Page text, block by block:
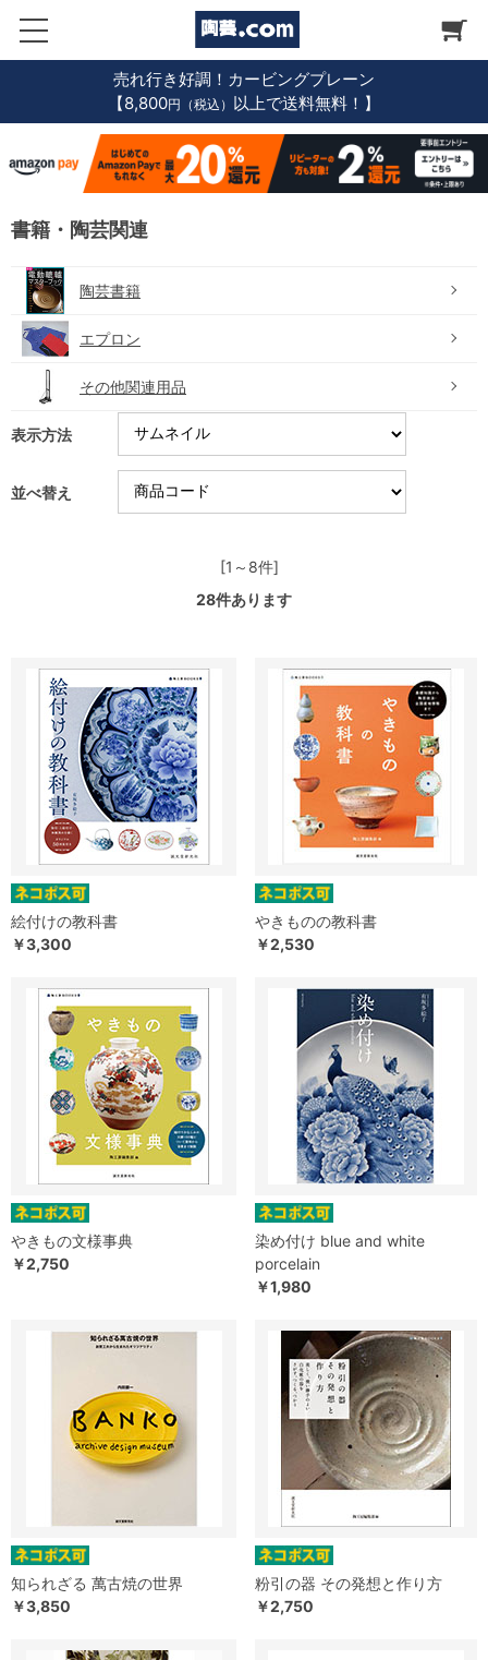
売れ行き好調！カービングプレーン
【8,800円（税込） 以上で送料無料！】
書籍・陶芸関連
陶芸書籍
エプロン
その他関連用品
表示方法
並べ替え
[1～8件]
28件あります
絵付けの教科書
￥3,300
やきものの教科書
￥2,530
やきもの文様事典
￥2,750
染め付け blue and white
porcelain
￥1,980
知られざる 萬古焼の世界
￥3,850
粉引の器 その発想と作り方
￥2,750